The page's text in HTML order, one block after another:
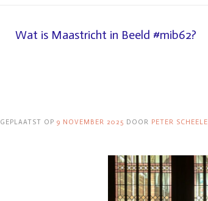
Wat is Maastricht in Beeld #mib62?
GEPLAATST OP 9 NOVEMBER 2025 DOOR PETER SCHEELE